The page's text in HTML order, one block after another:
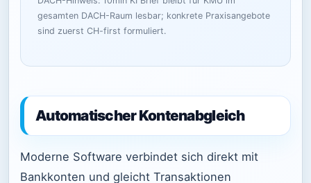
gesamten DACH-Raum lesbar; konkrete Praxisangebote
sind zuerst CH-first formuliert.
Automatischer Kontenabgleich
Moderne Software verbindet sich direkt mit
Bankkonten und gleicht Transaktionen